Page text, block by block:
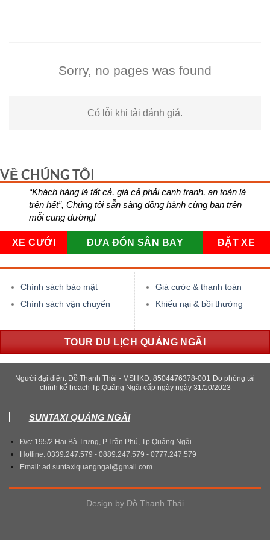
Sorry, no pages was found
Có lỗi khi tải đánh giá.
VỀ CHÚNG TÔI
“Khách hàng là tất cả, giá cả phải cạnh tranh, an toàn là
trên hết”, Chúng tôi sẵn sàng đồng hành cùng bạn trên
mỗi cung đường!
XE CƯỚI ĐƯA ĐÓN SÂN BAY ĐẶT XE
Chính sách bảo mật
Chính sách vận chuyển
Giá cước & thanh toán
Khiếu nại & bồi thường
TOUR DU LỊCH QUẢNG NGÃI
Người đại diện: Đỗ Thanh Thái - MSHKD: 8504476378-001
Do phòng tài
chính kế hoạch Tp.Quảng Ngãi cấp ngày ngày 31/10/2023
SUNTAXI QUẢNG NGÃI
Đ/c: 195/2 Hai Bà Trưng, P.Trần Phú, Tp.Quảng Ngãi.
Hotline: 0339.247.579 - 0889.247.579 - 0777.247.579
Email: ad.suntaxiquangngai@gmail.com
Design by Đỗ Thanh Thái